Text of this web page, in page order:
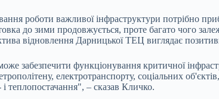
роботи важливої інфраструктури потрібно
до зими продовжується, проте багато чого
відновлення Дарницької ТЕЦ виглядає
забезпечити функціонування критичної
електротранспорту, соціальних
теплопостачання", – сказав Кличко.